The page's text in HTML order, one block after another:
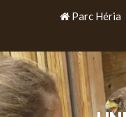
Parc Héria